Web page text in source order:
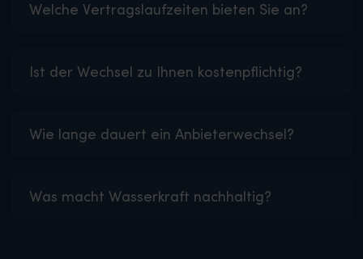
Welche Vertragslaufzeiten bieten Sie an?
Ist der Wechsel zu Ihnen kostenpflichtig?
Wie lange dauert ein Anbieterwechsel?
Was macht Wasserkraft nachhaltig?